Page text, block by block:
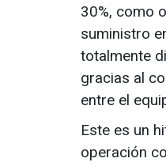
30%, como
suministro
totalmente
gracias al
entre el
Este es un
operación